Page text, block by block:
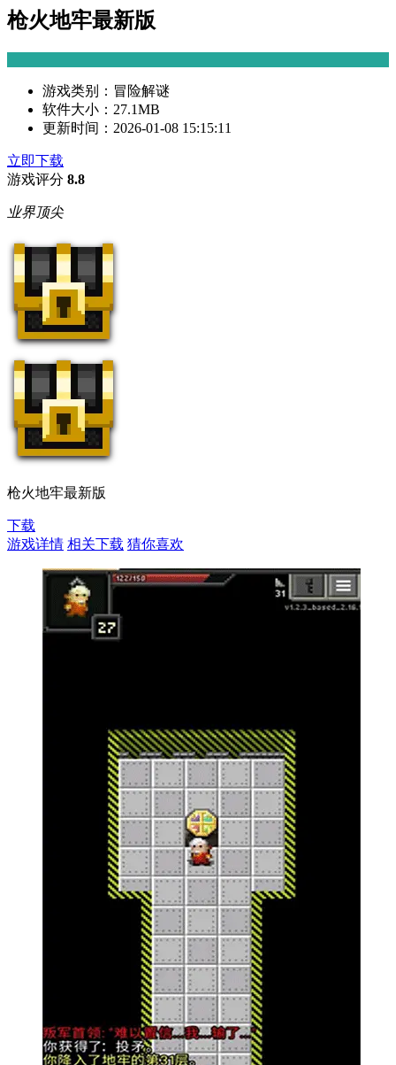
枪火地牢最新版
游戏类别： 冒险解谜
软件大小： 27.1MB
更新时间： 2026-01-08 15:15:11
立即下载
游戏评分 8.8
业界顶尖
枪火地牢最新版
下载
游戏详情 相关下载 猜你喜欢